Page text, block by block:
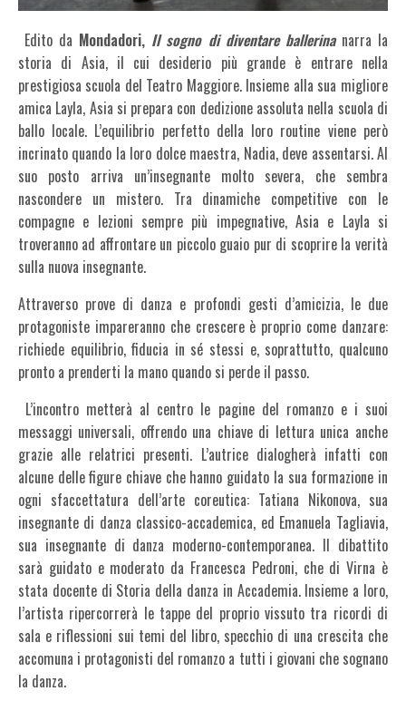
Edito da Mondadori, Il sogno di diventare ballerinanarra la
storia di Asia, il cui desiderio più grande è entrare nella
prestigiosa scuola del Teatro Maggiore. Insieme alla sua migliore
amica Layla, Asia si prepara con dedizione assoluta nella scuola di
ballo locale. L’equilibrio perfetto della loro routine viene però
incrinato quando la loro dolce maestra, Nadia, deve assentarsi. Al
suo posto arriva un’insegnante molto severa, che sembra
nascondere un mistero. Tra dinamiche competitive con le
compagne e lezioni sempre più impegnative, Asia e Layla si
troveranno ad affrontare un piccolo guaio pur di scoprire la verità
sulla nuova insegnante.
Attraverso prove di danza e profondi gesti d’amicizia, le due
protagoniste impareranno che crescere è proprio come danzare:
richiede equilibrio, fiducia in sé stessi e, soprattutto, qualcuno
pronto a prenderti la mano quando si perde il passo.
L’incontro metterà al centro le pagine del romanzo e i suoi
messaggi universali, offrendo una chiave di lettura unica anche
grazie alle relatrici presenti. L’autrice dialogherà infatti con
alcune delle figure chiave che hanno guidato la sua formazione in
ogni sfaccettatura dell’arte coreutica: Tatiana Nikonova, sua
insegnante di danza classico-accademica, ed Emanuela Tagliavia,
sua insegnante di danza moderno-contemporanea. Il dibattito
sarà guidato e moderato da Francesca Pedroni, che di Virna è
stata docente di Storia della danza in Accademia. Insieme a loro,
l’artista ripercorrerà le tappe del proprio vissuto tra ricordi di
sala e riflessioni sui temi del libro, specchio di una crescita che
accomuna i protagonisti del romanzo a tutti i giovani che sognano
la danza.